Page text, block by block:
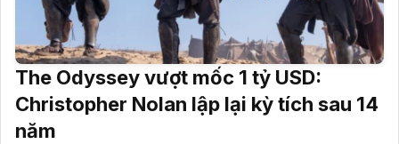
The Odyssey vượt mốc 1 tỷ USD:
Christopher Nolan lập lại kỳ tích sau 14
năm